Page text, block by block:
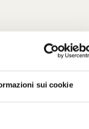
sui cookie